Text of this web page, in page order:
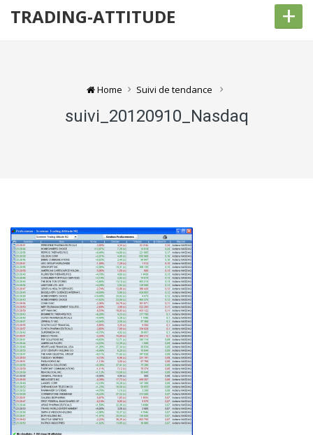
TRADING-ATTITUDE +
Home Suivi de tendance
suivi_20120910_Nasdaq